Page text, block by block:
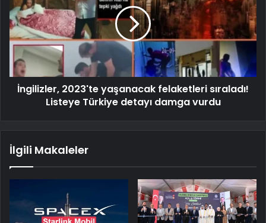
İngilizler, 2023'te yaşanacak felaketleri sıraladı!
Listeye Türkiye detayı damga vurdu
İlgili Makaleler